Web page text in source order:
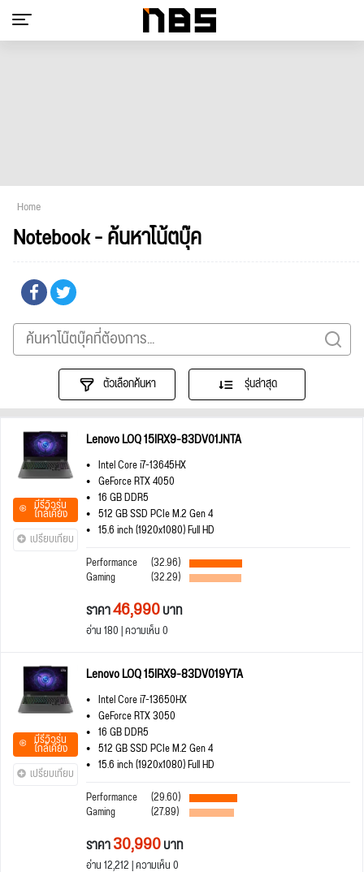
Home
Notebook - ค้นหาโน้ตบุ๊ค
ตัวเลือกค้นหา รุ่นล่าสุด
มีรีวิวรุ่น
ใกล้เคียง
เปรียบเทียบ
Lenovo LOQ 15IRX9-83DV01JNTA
Intel Core i7-13645HX
GeForce RTX 4050
16 GB DDR5
512 GB SSD PCIe M.2 Gen 4
15.6 inch (1920x1080) Full HD
Performance
(32.96)
Gaming (32.29)
ราคา46,990บาท
อ่าน 180 | ความเห็น 0
มีรีวิวรุ่น
ใกล้เคียง
เปรียบเทียบ
Lenovo LOQ 15IRX9-83DV019YTA
Intel Core i7-13650HX
GeForce RTX 3050
16 GB DDR5
512 GB SSD PCIe M.2 Gen 4
15.6 inch (1920x1080) Full HD
Performance
(29.60)
Gaming (27.89)
ราคา30,990บาท
อ่าน 12,212 | ความเห็น 0